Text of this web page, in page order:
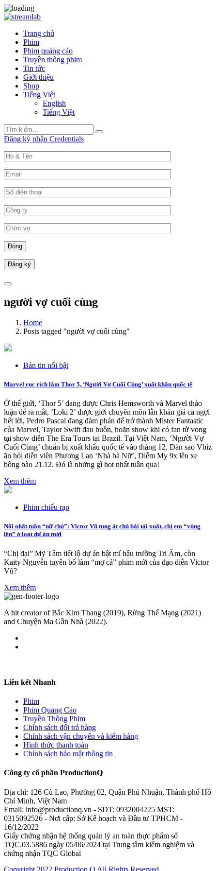
Trang chủ
Phim
Phim quảng cáo
Truyền thông phim
Tin tức
Giới thiệu
Shop
Tiếng Việt
English
Tiếng Việt
Search
for:
Search
Đăng ký nhận Credentials
Đóng
người vợ cuối cùng
Home
Posts tagged "người vợ cuối cùng"
Bản tin nổi bật
Marvel rục rịch làm Thor 5, ‘Người Vợ Cuối Cùng’ xuất khẩu quốc tế
Ở thế giới, ‘Thor 5’ đang được Chris Hemsworth và Marvel thảo
luận để ra mắt, ‘Loki 2’ được giới chuyên môn lẫn khán giả ca ngợi
hết lời, Pedro Pascal đang đàm phán để trở thành Mister Fantastic
của Marvel, Taylor Swift đau buồn, hoãn show khi có fan tử vong
tại show diễn The Era Tours tại Brazil. Tại Việt Nam, ‘Người Vợ
Cuối Cùng’ chuẩn bị xuất khẩu quốc tế vào tháng 12, Dàn sao Vbiz
ăn hỏi diễn viên Phương Lan ‘Nhà bà Nữ’, Diễm My 9x lên xe
bông bào 21.12. Đó là những gì hot nhất tuần qua!
Xem thêm
Phim chiếu rạp
Nổi nhất tuần “nữ chủ”: Victor Vũ tung át chủ bài tái xuất, chị em “vùng
lên” ở loạt dự án mới
“Chị đại” Mỹ Tâm tiết lộ dự án bật mí hậu trường Tri Âm, còn
Kaity Nguyễn tuyên bố làm “mợ cả” phim mới của đạo diễn Victor
Vũ?
Xem thêm
A hit creator of Bắc Kim Thang (2019), Rừng Thế Mạng (2021)
and Chuyện Ma Gần Nhà (2022).
Liên kết Nhanh
Phim
Phim Quảng Cáo
Truyền Thông Phim
Chính sách đổi trả hàng
Chính sách vận chuyển và kiểm hàng
Hình thức thanh toán
Chính sách bảo mật thông tin
Công ty cổ phần ProductionQ
Địa chỉ: 126 Cù Lao, Phường 02, Quận Phú Nhuận, Thành phố Hồ
Chí Minh, Việt Nam
Email: info@productionq.vn - SDT: 0932004225 MST:
0315092526 - Nơi cấp: Sở Kế hoạch và Đầu tư TPHCM -
16/12/2022
Giấy chứng nhận hệ thống quản lý an toàn thực phẩm số
TQC.03.5886 ngày 05/06/2024 tại Trung tâm kiểm nghiệm và
chứng nhận TQC Global
Copyright 2022 Production Q All Rights Reserved.